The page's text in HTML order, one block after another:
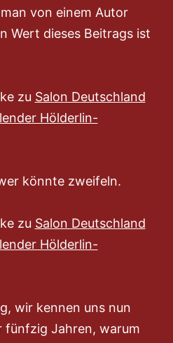
von einem Autor
Wert dieses Beitrags ist
zu Salon Deutschland
Hölderlin-
könnte zweifeln.
zu Salon Deutschland
Hölderlin-
wir kennen uns nun
fünfzig Jahren, warum